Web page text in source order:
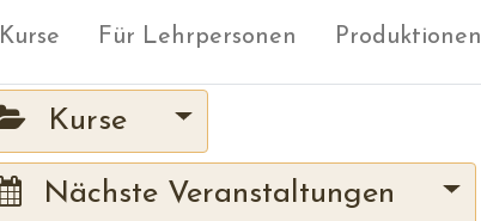
Kurse Für Lehrpersonen Produktionen
Kurse
Nächste Veranstaltungen